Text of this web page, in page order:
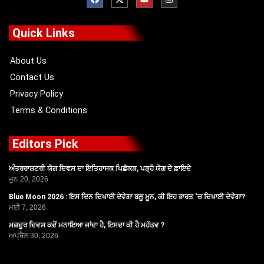
c
t
u
e
s
Quick Links
About Us
Contact Us
Privacy Policy
Terms & Conditions
Editors Pick
ਅੰਤਰਰਾਸ਼ਟਰੀ ਯੋਗ ਦਿਵਸ ਦਾ ਇਤਿਹਾਸਕ ਪਿਛੋਕੜ, ਪੜ੍ਹੋ ਯੋਗ ਦੇ ਫ਼ਾਇਦੇ
ਜੂਨ 20, 2026
Blue Moon 2026 : ਇਸ ਦਿਨ ਦਿਖਾਈ ਦੇਵੇਗਾ ਬਲੂ ਮੂਨ, ਕੀ ਇਹ ਭਾਰਤ ‘ਚ ਦਿਖਾਈ ਦੇਵੇਗਾ?
ਮਈ 7, 2026
ਮਜ਼ਦੂਰ ਦਿਵਸ ਕਦੋਂ ਮਨਾਇਆ ਜਾਂਦਾ ਹੈ, ਇਸਦਾ ਕੀ ਹੈ ਮਹੱਤਵ ?
ਅਪ੍ਰੈਲ 30, 2026